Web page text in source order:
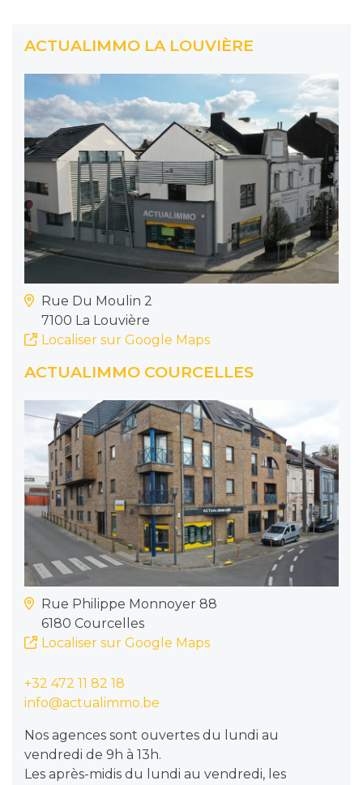
ACTUALIMMO LA LOUVIÈRE
Rue Du Moulin 2
7100 La Louvière
Localiser sur Google Maps
ACTUALIMMO COURCELLES
Rue Philippe Monnoyer 88
6180 Courcelles
Localiser sur Google Maps
+32 472 11 82 18
info@actualimmo.be
Nos agences sont ouvertes du lundi au
vendredi de 9h à 13h.
Les après-midis du lundi au vendredi, les